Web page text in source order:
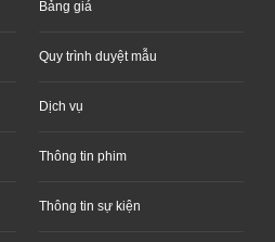
Bảng giá
Quy trình duyệt mẫu
Dịch vụ
Thông tin phim
Thông tin sự kiện